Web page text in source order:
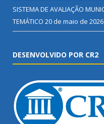
SISTEMA DE AVALIAÇÃO
TEMÁTICO 20 de maio de 2026
DESENVOLVIDO POR CR2